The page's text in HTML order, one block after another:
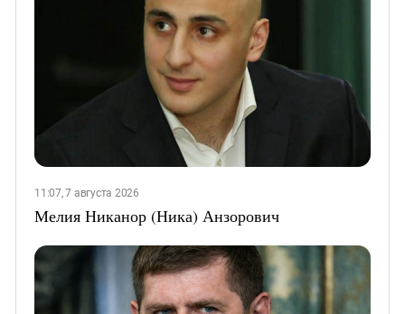
11:07, 7 августа 2026
Мелия Никанор (Ника) Анзорович